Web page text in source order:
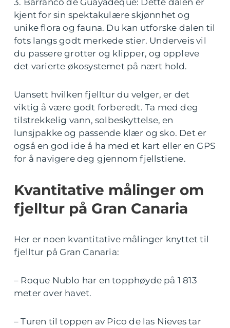
kjent for sin spektakulære skjønnhet og
unike flora og fauna. Du kan utforske dalen til
fots langs godt merkede stier. Underveis vil
du passere grotter og klipper, og oppleve
det varierte økosystemet på nært hold.
Uansett hvilken fjelltur du velger, er det
viktig å være godt forberedt. Ta med deg
tilstrekkelig vann, solbeskyttelse, en
lunsjpakke og passende klær og sko. Det er
også en god ide å ha med et kart eller en GPS
for å navigere deg gjennom fjellstiene.
Kvantitative målinger om
fjelltur på Gran Canaria
Her er noen kvantitative målinger knyttet til
fjelltur på Gran Canaria:
– Roque Nublo har en topphøyde på 1 813
meter over havet.
– Turen til toppen av Pico de las Nieves tar